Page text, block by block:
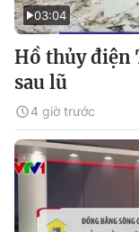
03:04
Hồ thủy điện
sau lũ
4 giờ trước